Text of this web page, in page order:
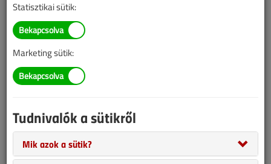
Ha van előfizetése, vagy már megvásárolta ezt a tartalmat,
Csak ezt a lapszámot vásárolná meg?
1990 Ft-ért, online bankkártyás fizetéssel, azonnal
megvásárolhatja a lapszámot, ezzel hozzáférést kap a szám
összes cikkéhez, amit pdf formátumban le is tölthet.
Statisztikai sütik:
Marketing sütik:
Tudnivalók a sütikről
Mik azok a sütik?